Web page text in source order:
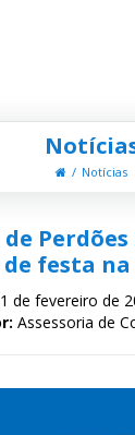
Notícias
festa
de fevereiro de
Assessoria de